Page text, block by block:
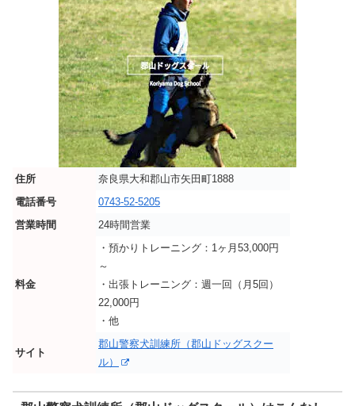
住所
奈良県大和郡山市矢田町1888
電話番号
0743-52-5205
営業時間
24時間営業
料金
・預かりトレーニング：1ヶ月53,000円
～
・出張トレーニング：週一回（月5回）
22,000円
・他
サイト
郡山警察犬訓練所（郡山ドッグスクー
ル）